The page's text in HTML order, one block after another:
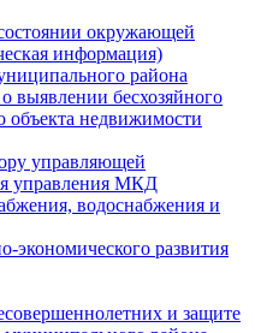
окружающей
информация)
района
выявлении бесхозяйного
объекта недвижимости
управляющей
управления МКД
водоснабжения и
экономического развития
и защите